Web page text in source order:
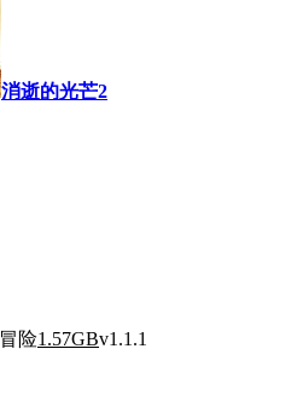
消逝的光芒2
冒险1.57GBv1.1.1